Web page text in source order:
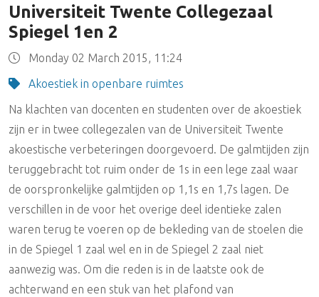
Universiteit Twente Collegezaal
Spiegel 1en 2
Monday 02 March 2015, 11:24
Akoestiek in openbare ruimtes
Na klachten van docenten en studenten over de akoestiek
zijn er in twee collegezalen van de Universiteit Twente
akoestische verbeteringen doorgevoerd. De galmtijden zijn
teruggebracht tot ruim onder de 1s in een lege zaal waar
de oorspronkelijke galmtijden op 1,1s en 1,7s lagen. De
verschillen in de voor het overige deel identieke zalen
waren terug te voeren op de bekleding van de stoelen die
in de Spiegel 1 zaal wel en in de Spiegel 2 zaal niet
aanwezig was. Om die reden is in de laatste ook de
achterwand en een stuk van het plafond van